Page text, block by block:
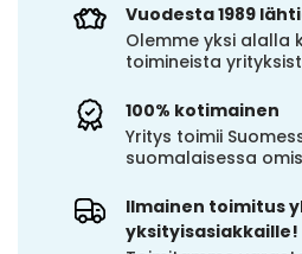
Vuodesta 1989
Olemme yksi alalla
toimineista
100% kotimainen
Yritys toimii
suomalaisessa
Ilmainen toimitus
yksityisasiakkaille!